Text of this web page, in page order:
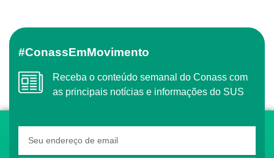
#ConassEmMovimento
Receba o conteúdo semanal do Conass com
as principais notícias e informações do SUS